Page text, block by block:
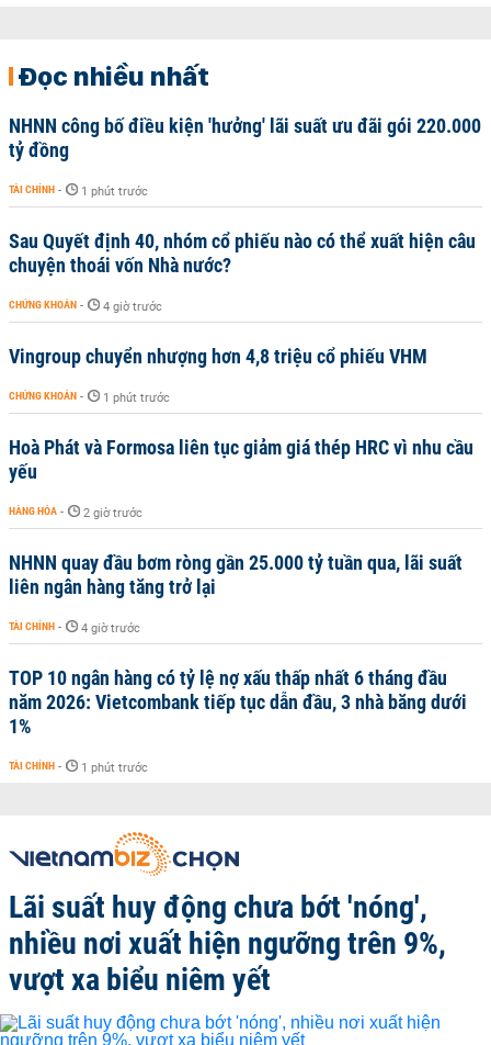
Đọc nhiều nhất
NHNN công bố điều kiện 'hưởng' lãi suất ưu đãi gói 220.000
tỷ đồng
TÀI CHÍNH - 1 phút trước
Sau Quyết định 40, nhóm cổ phiếu nào có thể xuất hiện câu
chuyện thoái vốn Nhà nước?
CHỨNG KHOÁN - 4 giờ trước
Vingroup chuyển nhượng hơn 4,8 triệu cổ phiếu VHM
CHỨNG KHOÁN - 1 phút trước
Hoà Phát và Formosa liên tục giảm giá thép HRC vì nhu cầu
yếu
HÀNG HÓA - 2 giờ trước
NHNN quay đầu bơm ròng gần 25.000 tỷ tuần qua, lãi suất
liên ngân hàng tăng trở lại
TÀI CHÍNH - 4 giờ trước
TOP 10 ngân hàng có tỷ lệ nợ xấu thấp nhất 6 tháng đầu
năm 2026: Vietcombank tiếp tục dẫn đầu, 3 nhà băng dưới
1%
TÀI CHÍNH - 1 phút trước
Lãi suất huy động chưa bớt 'nóng',
nhiều nơi xuất hiện ngưỡng trên 9%,
vượt xa biểu niêm yết